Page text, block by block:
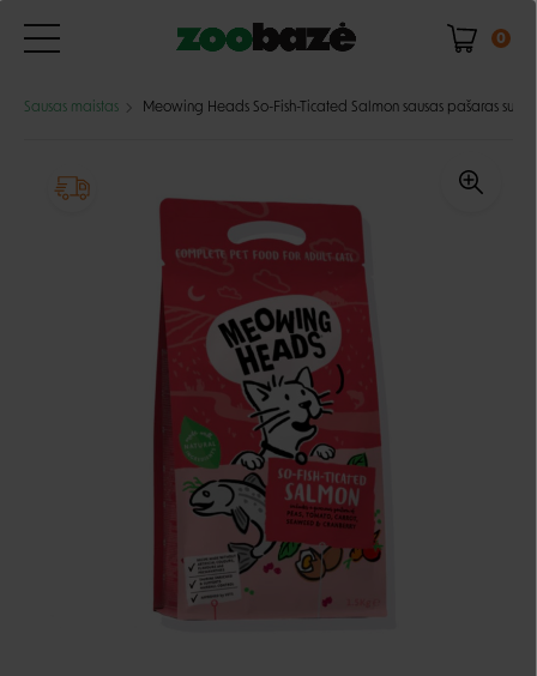
0
Sausas maistas Meowing Heads So-Fish-Ticated Salmon sausas pašaras su